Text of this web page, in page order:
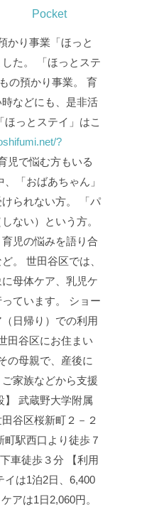
Pocket
かり事業「ほっと
た。
「ほっとステ
の預かり事業。
育
などにも、是非活
ほっとステイ」はこ
?
児で悩む方もいる
「おばあちゃん」
られない方。
「パ
ない）という方。
児の悩みを語り合
。
世田谷区では、
母体ケア、乳児ケ
ています。
ショー
日帰り）での利用
田谷区にお住まい
の母親で、産後に
家族などから支援
武蔵野大学附属
谷区桜新町２－２
駅西口より徒歩７
車徒歩３分 【利用
イは1泊2日、6,400
アは1日2,060円。